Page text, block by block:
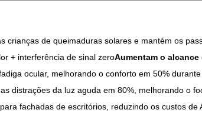
crianças de queimaduras solares e mantém os
+ interferência de sinal zeroAumentam o alcance
ocular, melhorando o conforto em 50%
distrações da luz aguda em 80%, melhorando o
fachadas de escritórios, reduzindo os custos